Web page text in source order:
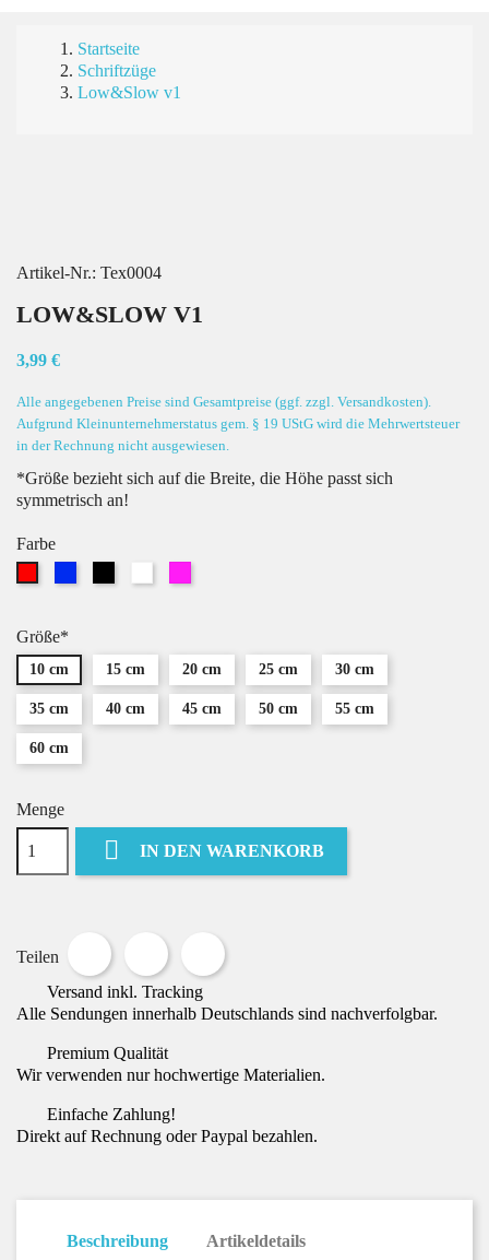
Startseite
Schriftzüge
Low&Slow v1
Artikel-Nr.: Tex0004
LOW&SLOW V1
3,99 €
Alle angegebenen Preise sind Gesamtpreise (ggf. zzgl. Versandkosten).
Aufgrund Kleinunternehmerstatus gem. § 19 UStG wird die Mehrwertsteuer
in der Rechnung nicht ausgewiesen.
*Größe bezieht sich auf die Breite, die Höhe passt sich
symmetrisch an!
Farbe
Größe*
10 cm 15 cm 20 cm 25 cm 30 cm
35 cm 40 cm 45 cm 50 cm 55 cm
60 cm
Menge
 IN DEN WARENKORB
Teilen
Versand inkl. Tracking
Alle Sendungen innerhalb Deutschlands sind nachverfolgbar.
Premium Qualität
Wir verwenden nur hochwertige Materialien.
Einfache Zahlung!
Direkt auf Rechnung oder Paypal bezahlen.
Beschreibung Artikeldetails